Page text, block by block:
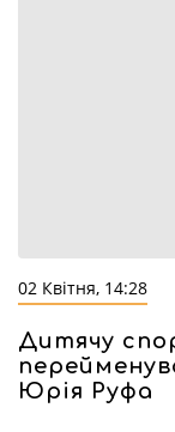
02 Квітня, 14:28
Дитячу
Юрія Руфа